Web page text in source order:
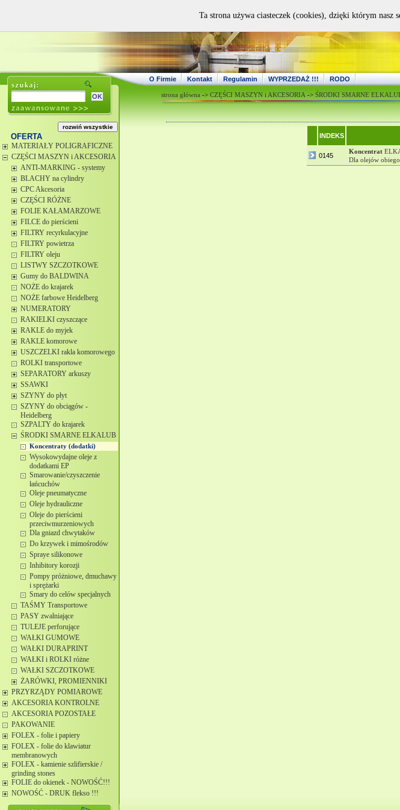
O Firmie Kontakt Regulamin WYPRZEDAŻ !!! RODO
OFERTA
MATERIAŁY POLIGRAFICZNE
CZĘŚCI MASZYN i AKCESORIA
ANTI-MARKING - systemy
BLACHY na cylindry
CPC Akcesoria
CZĘŚCI RÓŻNE
FOLIE KAŁAMARZOWE
FILCE do pierścieni
FILTRY recyrkulacyjne
FILTRY powietrza
FILTRY oleju
LISTWY SZCZOTKOWE
Gumy do BALDWINA
NOŻE do krajarek
NOŻE farbowe Heidelberg
NUMERATORY
RAKIELKI czyszczące
RAKLE do myjek
RAKLE komorowe
USZCZELKI rakla komorowego
ROLKI transportowe
SEPARATORY arkuszy
SSAWKI
SZYNY do płyt
SZYNY do obciągów -
Heidelberg
SZPALTY do krajarek
ŚRODKI SMARNE ELKALUB
Koncentraty (dodatki)
Wysokowydajne oleje z
dodatkami EP
Smarowanie/czyszczenie
łańcuchów
Oleje pneumatyczne
Oleje hydrauliczne
Oleje do pierścieni
przeciwmurzeniowych
Dla gniazd chwytaków
Do krzywek i mimośrodów
Spraye silikonowe
Inhibitory korozji
Pompy próżniowe, dmuchawy
i sprężarki
Smary do celów specjalnych
TAŚMY Transportowe
PASY zwalniające
TULEJE perforujące
WAŁKI GUMOWE
WAŁKI DURAPRINT
WAŁKI i ROLKI różne
WAŁKI SZCZOTKOWE
ŻARÓWKI, PROMIENNIKI
PRZYRZĄDY POMIAROWE
AKCESORIA KONTROLNE
AKCESORIA POZOSTAŁE
PAKOWANIE
FOLEX - folie i papiery
FOLEX - folie do klawiatur
membranowych
FOLEX - kamienie szlifierskie /
grinding stones
FOLIE do okienek - NOWOŚĆ!!!
NOWOŚĆ - DRUK flekso !!!
strona główna -> CZĘŚCI MASZYN i AKCESORIA -> ŚRODKI SMARNE
INDEKS
0145
Koncentrat
Dla olejów
Ta strona używa ciasteczek (cookies), dzięki którym nasz